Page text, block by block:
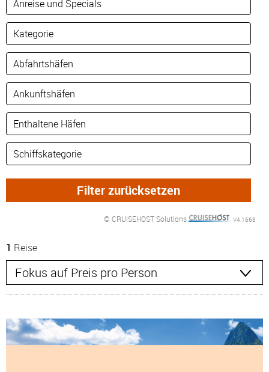
© CRUISEHOST Solutions V4.1663
1 Reise